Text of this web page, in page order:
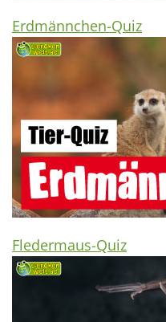
Erdmännchen-Quiz
Fledermaus-Quiz